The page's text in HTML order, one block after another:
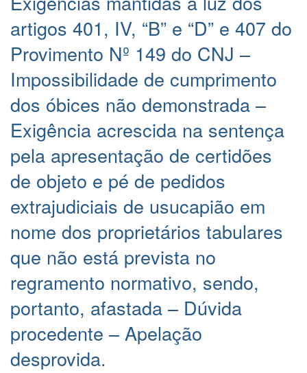
artigos 401, IV, “B” e “D” e 407 do
Provimento Nº 149 do CNJ –
Impossibilidade de cumprimento
dos óbices não demonstrada –
Exigência acrescida na sentença
pela apresentação de certidões
de objeto e pé de pedidos
extrajudiciais de usucapião em
nome dos proprietários tabulares
que não está prevista no
regramento normativo, sendo,
portanto, afastada – Dúvida
procedente – Apelação
desprovida.